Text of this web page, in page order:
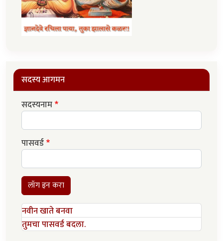
सदस्य आगमन
सदस्यनाम
पासवर्ड
लॉग इन करा
नवीन खाते बनवा
तुमचा पासवर्ड बदला.